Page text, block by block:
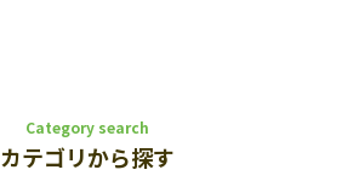
Category search
カテゴリから探す